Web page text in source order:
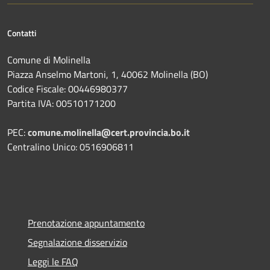
Contatti
Comune di Molinella
Piazza Anselmo Martoni, 1, 40062 Molinella (BO)
Codice Fiscale: 00446980377
Partita IVA: 00510171200
PEC:comune.molinella@cert.provincia.bo.it
Centralino Unico: 0516906811
Prenotazione appuntamento
Segnalazione disservizio
Leggi le FAQ